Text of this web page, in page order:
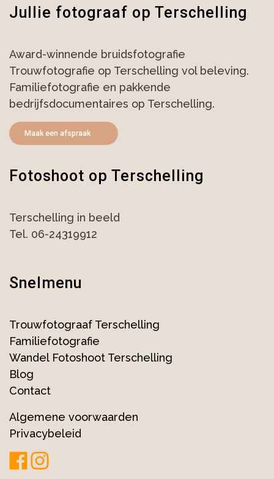
Jullie fotograaf op Terschelling
Award-winnende bruidsfotografie
Trouwfotografie op Terschelling vol beleving.
Familiefotografie en pakkende
bedrijfsdocumentaires op Terschelling.
Maak een afspraak
Fotoshoot op Terschelling
Terschelling in beeld
Tel. 06-24319912
Snelmenu
Trouwfotograaf Terschelling
Familiefotografie
Wandel Fotoshoot Terschelling
Blog
Contact
Algemene voorwaarden
Privacybeleid